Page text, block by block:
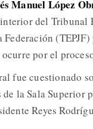
Manuel López
del Tribunal
ocurre por el
fue cuestionado
la Sala Superior
Reyes